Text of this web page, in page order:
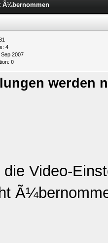
Ã¼bernommen
4
2007
0
werden
die Video-